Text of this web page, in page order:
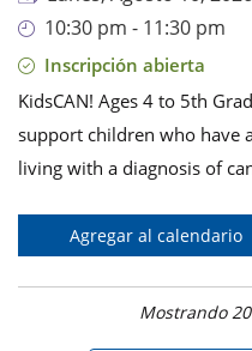
10:30 pm - 11:30 pm
Inscripción abierta
KidsCAN! Ages 4 to 5th
support children who have
living with a diagnosis of
Agregar al calendario
Mostrando20